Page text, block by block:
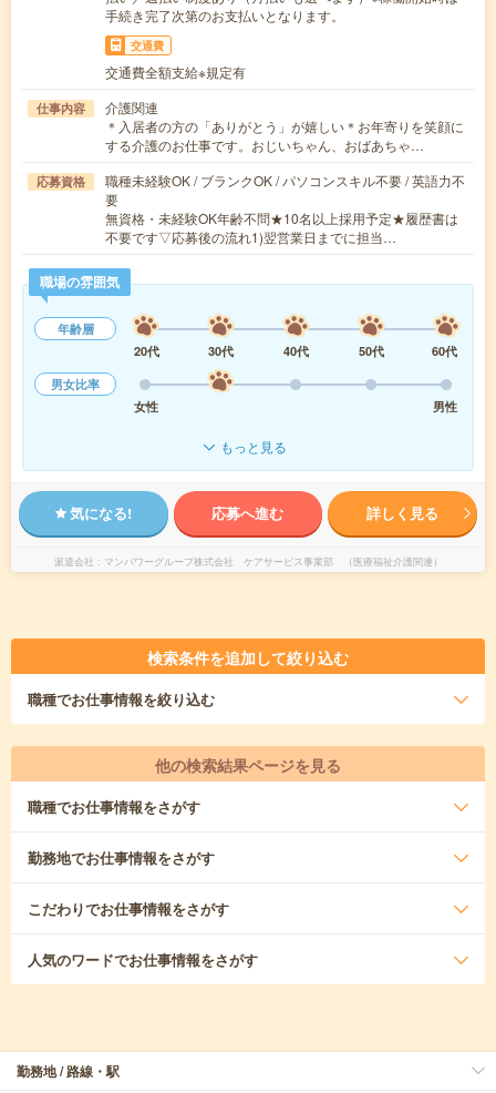
手続き完了次第のお支払いとなります。
交通費
交通費全額支給※規定有
仕事内容
介護関連
＊入居者の方の「ありがとう」が嬉しい＊お年寄りを笑顔に
する介護のお仕事です。おじいちゃん、おばあちゃ…
応募資格
職種未経験OK / ブランクOK / パソコンスキル不要 / 英語力不
要
無資格・未経験OK年齢不問★10名以上採用予定★履歴書は
不要です▽応募後の流れ1)翌営業日までに担当…
職場の雰囲気
年齢層
20代
30代 40代 50代
60代
男女比率
女性
男性
もっと見る
気になる! 応募へ進む 詳しく見る
派遣会社 マンパワーグループ株式会社 ケアサービス事業部 （医療福祉介護関連）
検索条件を追加して絞り込む
職種でお仕事情報を絞り込む
他の検索結果ページを見る
職種でお仕事情報をさがす
勤務地でお仕事情報をさがす
こだわりでお仕事情報をさがす
人気のワードでお仕事情報をさがす
勤務地 / 路線・駅